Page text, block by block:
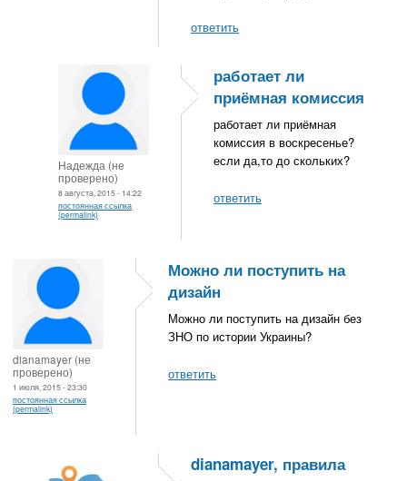
ответить
Надежда (не
проверено)
8 августа, 2015 - 14:22
постоянная ссылка
(permalink)
работает ли
приёмная комиссия
работает ли приёмная
комиссия в воскресенье?
если да,то до скольких?
ответить
dianamayer (не
проверено)
1 июля, 2015 - 23:30
постоянная ссылка
(permalink)
Можно ли поступить на
дизайн
Можно ли поступить на дизайн без
ЗНО по истории Украины?
ответить
dianamayer, правила